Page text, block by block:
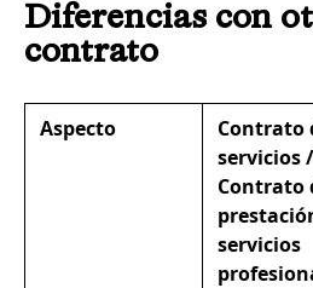
Diferencias con
contrato
Aspecto
Contrato
servicios /
Contrato
servicios